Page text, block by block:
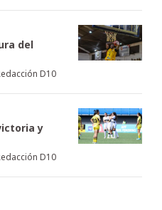
del
D10
y
D10